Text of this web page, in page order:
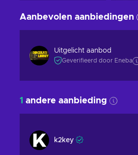
Aanbevolen aanbiedingen
Uitgelicht aanbod
Geverifieerd door Eneba
1 andere aanbieding
k2key